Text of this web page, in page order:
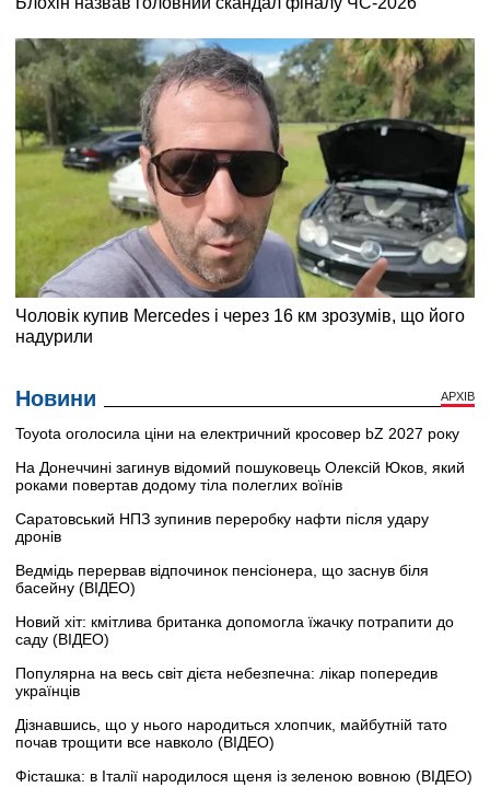
Новини АРХІВ
Toyota оголосила ціни на електричний кросовер bZ 2027 року
На Донеччині загинув відомий пошуковець Олексій Юков, який
роками повертав додому тіла полеглих воїнів
Саратовський НПЗ зупинив переробку нафти після удару
дронів
Ведмідь перервав відпочинок пенсіонера, що заснув біля
басейну (ВІДЕО)
Новий хіт: кмітлива британка допомогла їжачку потрапити до
саду (ВІДЕО)
Популярна на весь світ дієта небезпечна: лікар попередив
українців
Дізнавшись, що у нього народиться хлопчик, майбутній тато
почав трощити все навколо (ВІДЕО)
Фісташка: в Італії народилося щеня із зеленою вовною (ВІДЕО)